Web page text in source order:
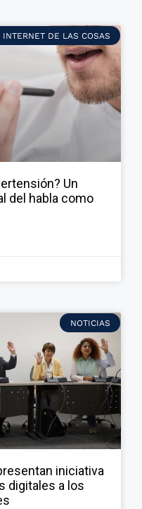
DE LAS COSAS
Un
del habla como
NOTICIAS
iniciativa
digitales a los